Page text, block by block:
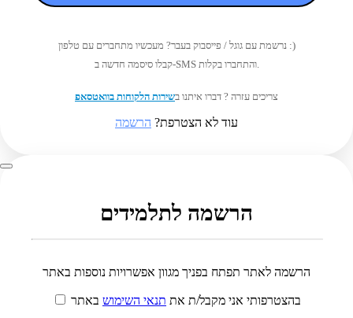
נרשמת עם גוגל / פייסבוק בעבר? מעכשיו מתחברים עם טלפון :)
קבלו סיסמה חדשה ב-SMS והתחברו בקלות.
צריכים עזרה ? דברו איתנו בשירות הלקוחות בוואטסאפ
עוד לא הצטרפת? הרשמה
הרשמה לתלמידים
הרשמה לאתר תפתח בפניך מגוון אפשרויות נוספות באתר
בהצטרפותי אני מקבל/ת את תנאי השימוש באתר